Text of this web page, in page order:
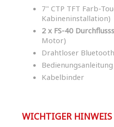
7" CTP TFT Farb-
Kabineninstallation)
2 x FS-40
Motor)
Drahtloser
Bedienungsanleitung
Kabelbinder
WICHTIGER HINWEIS